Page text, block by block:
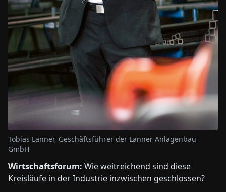
Tobias Lanner, Geschäftsführer der Lanner Anlagenbau
GmbH
Wirtschaftsforum: Wie weitreichend sind diese
Kreisläufe in der Industrie inzwischen geschlossen?